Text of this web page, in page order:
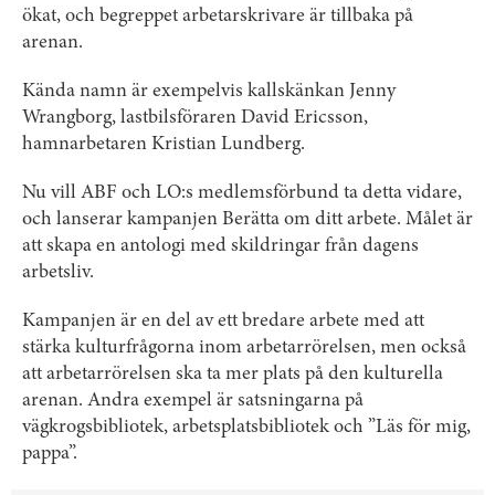
ökat, och begreppet arbetarskrivare är tillbaka på
arenan.
Kända namn är exempelvis kallskänkan Jenny
Wrangborg, lastbilsföraren David Ericsson,
hamnarbetaren Kristian Lundberg.
Nu vill ABF och LO:s medlemsförbund ta detta vidare,
och lanserar kampanjen Berätta om ditt arbete. Målet är
att skapa en antologi med skildringar från dagens
arbetsliv.
Kampanjen är en del av ett bredare arbete med att
stärka kulturfrågorna inom arbetarrörelsen, men också
att arbetarrörelsen ska ta mer plats på den kulturella
arenan. Andra exempel är satsningarna på
vägkrogsbibliotek, arbetsplatsbibliotek och ”Läs för mig,
pappa”.